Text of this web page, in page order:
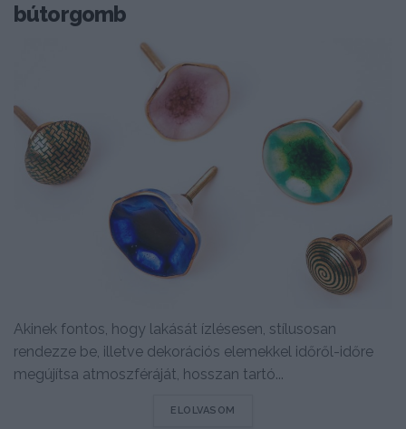
bútorgomb
Akinek fontos, hogy lakását ízlésesen, stílusosan
rendezze be, illetve dekorációs elemekkel időről-időre
megújítsa atmoszféráját, hosszan tartó...
ELOLVASOM